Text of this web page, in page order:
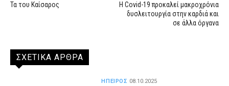
Τα του Καίσαρος
Η Covid-19 προκαλεί μακροχρόνια
δυσλειτουργία στην καρδιά και
σε άλλα όργανα
ΣΧΕΤΙΚΑ ΑΡΘΡΑ
ΗΠΕΙΡΟΣ 08.10.2025